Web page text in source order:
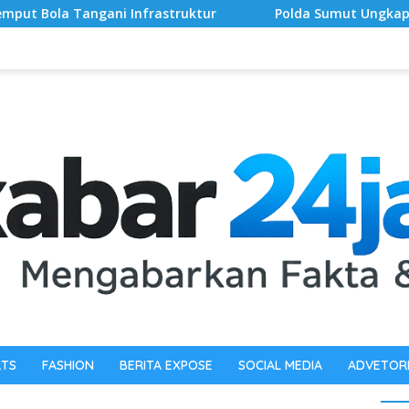
‎Polda Sumut Ungkap Home Industry Vape
FASHION BERITA EXPOSE SOCIAL MEDIA